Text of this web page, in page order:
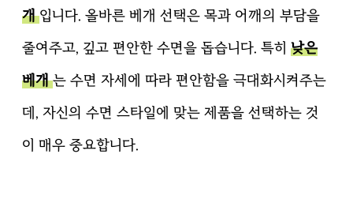
개입니다. 올바른 베개 선택은 목과 어깨의 부담을
줄여주고, 깊고 편안한 수면을 돕습니다. 특히 낮은
베개는 수면 자세에 따라 편안함을 극대화시켜주는
데, 자신의 수면 스타일에 맞는 제품을 선택하는 것
이 매우 중요합니다.